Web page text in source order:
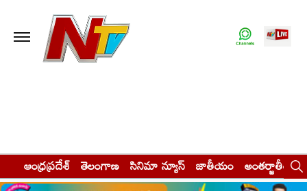
ఆంధ్రప్రదేశ్ తెలంగాణ సినిమా న్యూస్ జాతీయం అంతర్జాతీయం